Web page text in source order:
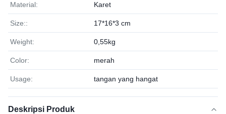
Material: Karet
Size:: 17*16*3 cm
Weight: 0,55kg
Color: merah
Usage: tangan yang hangat
Deskripsi Produk